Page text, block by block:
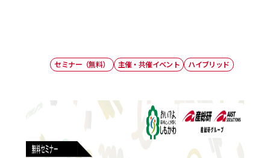
セミナー（無料） 主催・共催イベント ハイブリッド